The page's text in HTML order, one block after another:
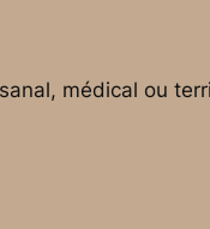
médical ou